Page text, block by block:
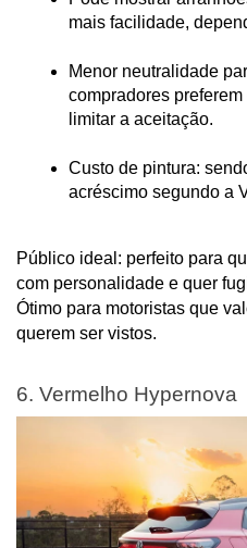
mais facilidade,
Menor neutralidade
compradores
limitar a aceitação.
Custo de pintura:
acréscimo segundo a
Público ideal: perfeito para
com personalidade e quer
Ótimo para motoristas que
querem ser vistos.
6. Vermelho Hypernova